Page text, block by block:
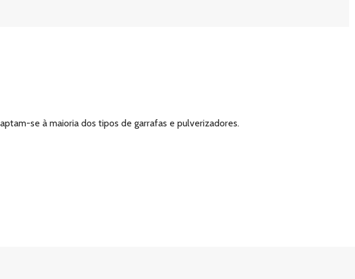
se à maioria dos tipos de garrafas e pulverizadores.